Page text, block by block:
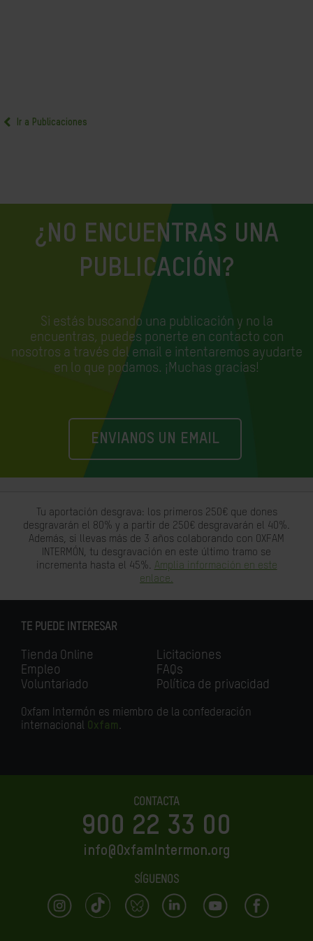
Ir a Publicaciones
¿NO ENCUENTRAS UNA
PUBLICACIÓN?
Si estás buscando una publicación y no la
encuentras, puedes ponerte en contacto con
nosotros a través del email e intentaremos ayudarte
en lo que podamos. ¡Muchas gracias!
ENVIANOS UN EMAIL
Tu aportación desgrava: los primeros 250€ que dones
desgravarán el 80% y a partir de 250€ desgravarán el 40%.
Además, si llevas más de 3 años colaborando con OXFAM
INTERMÓN, tu desgravación en este último tramo se
incrementa hasta el 45%. Amplia información en este
enlace.
TE PUEDE INTERESAR
Tienda Online
Empleo
Voluntariado
Licitaciones
FAQs
Política de privacidad
Oxfam Intermón es miembro de la confederación
internacional Oxfam.
CONTACTA
900 22 33 00
info@OxfamIntermon.org
SÍGUENOS